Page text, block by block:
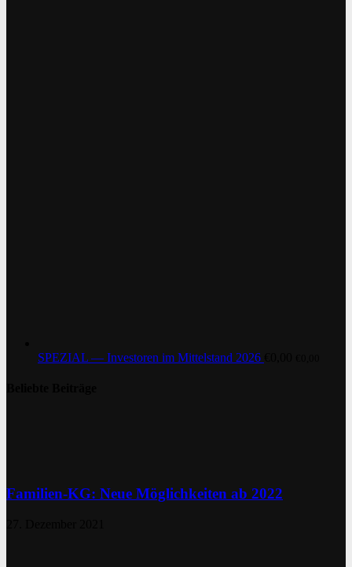
SPEZIAL — Investoren im Mittelstand 2026
Familien-KG: Neue Möglichkeiten ab 2022